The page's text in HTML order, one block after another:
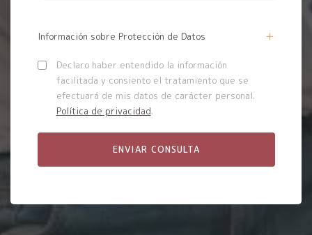
Información sobre Protección de Datos
Declaro haber entendido la información
facilitada y consiento el tratamiento que se
efectuará de mis datos de carácter personal.
Política de privacidad.